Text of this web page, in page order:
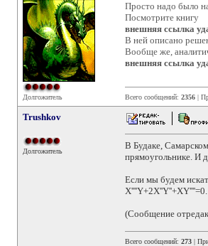
Долгожитель
Просто надо было
Посмотрите книгу
внешняя ссылка
В ней описано
Вообще же,
внешняя ссылка
Всего сообщений: 2356 |
Trushkov
Долгожитель
В Будаке,
прямоугольнике. И
Если мы будем
(Сообщение
Всего сообщений: 273 |